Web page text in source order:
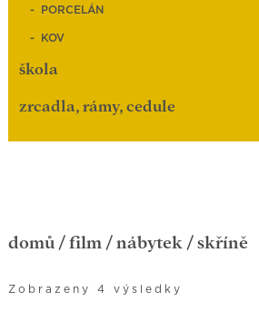
PORCELÁN
KOV
škola
zrcadla, rámy, cedule
domů / film / nábytek / skříně
Zobrazeny 4 výsledky